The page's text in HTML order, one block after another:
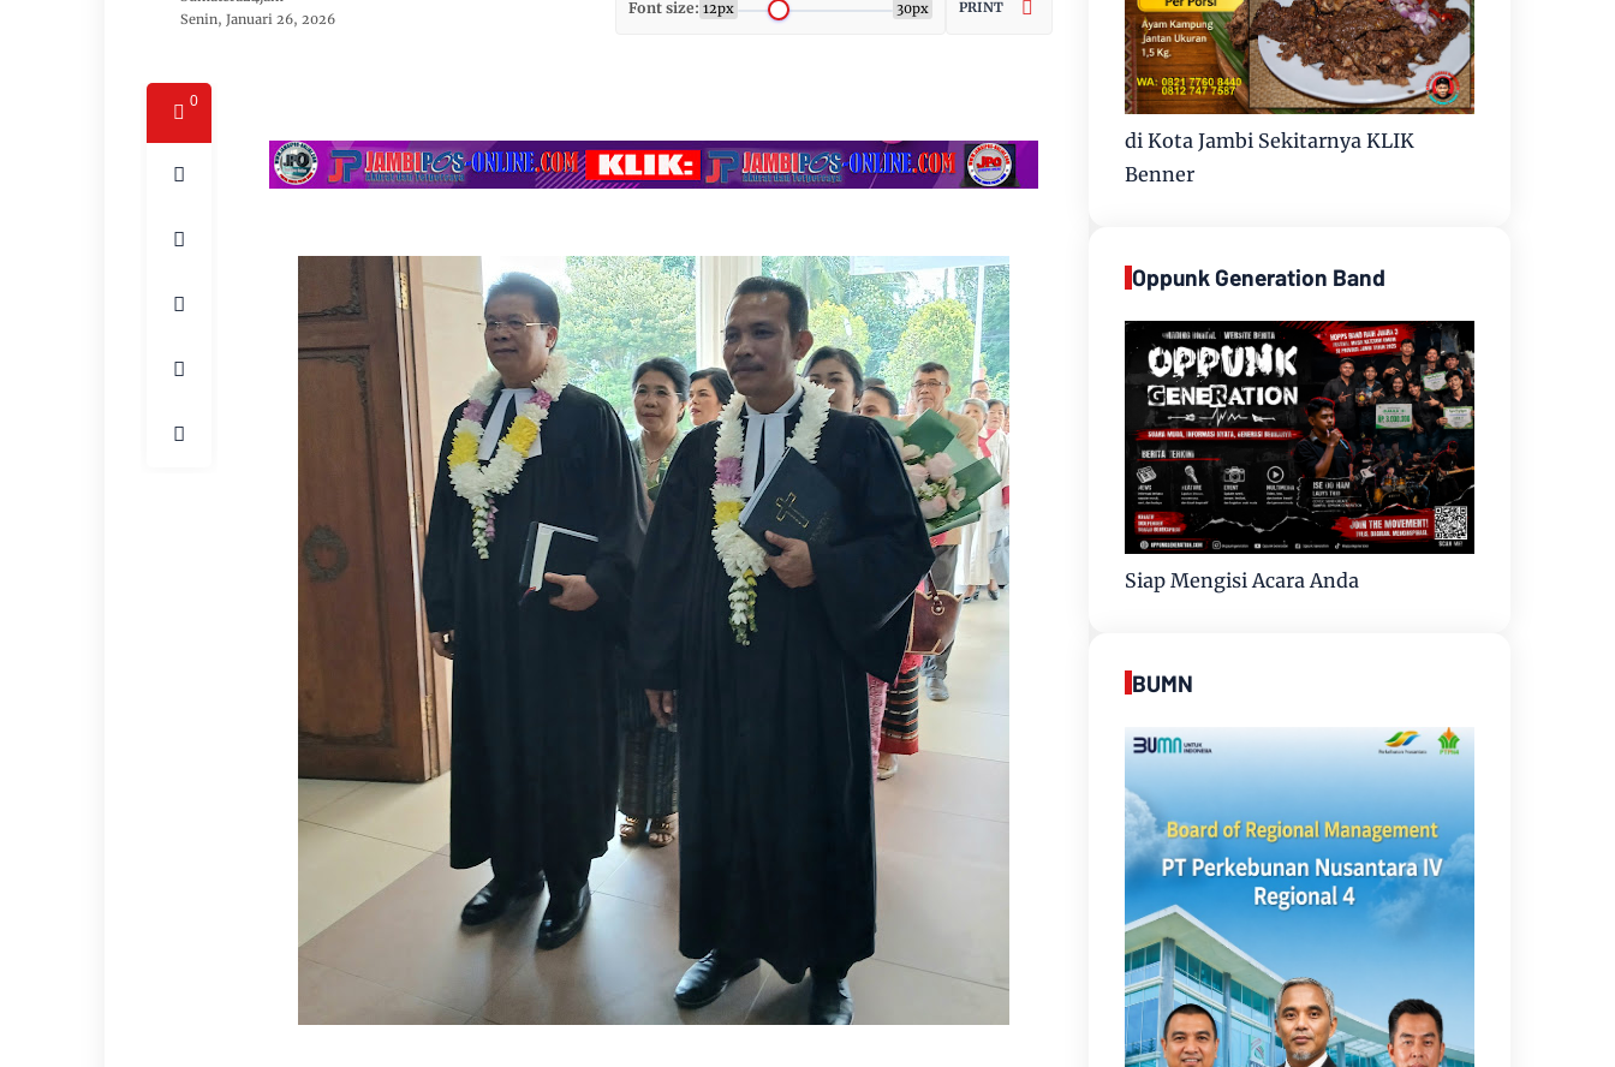
Senin, Januari 26, 2026
Font size: 12px 30px PRINT
0
di Kota Jambi Sekitarnya KLIK
Benner
Oppunk Generation Band
Siap Mengisi Acara Anda
BUMN